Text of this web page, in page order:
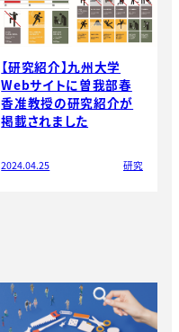
【研究紹介】九州大学
Webサイトに曽我部春
香准教授の研究紹介が
掲載されました
2024.04.25 研究